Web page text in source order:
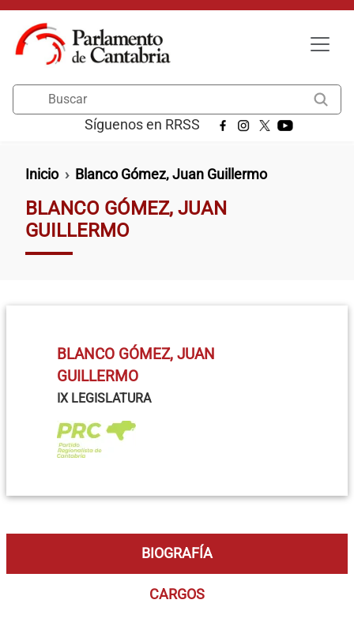
Pasar al contenido principal
Síguenos en RRSS
Ruta de navegación
Inicio Blanco Gómez, Juan Guillermo
BLANCO GÓMEZ, JUAN
GUILLERMO
BLANCO GÓMEZ, JUAN
GUILLERMO
IX LEGISLATURA
BIOGRAFÍA
CARGOS